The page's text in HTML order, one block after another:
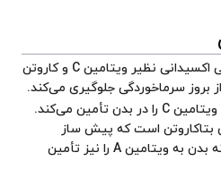
فلفل دلمه ای، ترکیبات آنتی اکسیدانی نظیر ویتامین C و کاروتن
بروز سرماخوردگی جلوگیری می‌کند.
فلفل دلمه ای نیاز روزانه به ویتامین C را در بدن تأمین می‌کند.
بتاکاروتن است که پیش ساز
ویتامین A بوده و نیاز روزانه بدن به ویتامین A را نیز تأمین